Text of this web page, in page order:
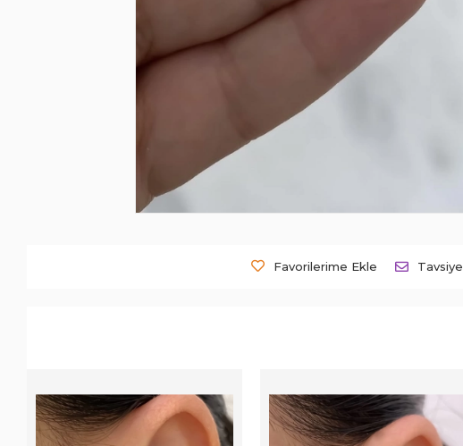
Favorilerime Ekle